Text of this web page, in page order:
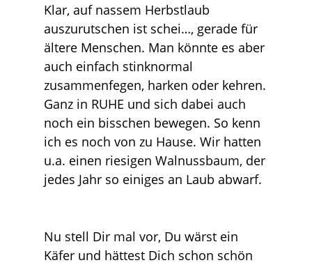
Klar, auf nassem Herbstlaub
auszurutschen ist schei…, gerade für
ältere Menschen. Man könnte es aber
auch einfach stinknormal
zusammenfegen, harken oder kehren.
Ganz in RUHE und sich dabei auch
noch ein bisschen bewegen. So kenn
ich es noch von zu Hause. Wir hatten
u.a. einen riesigen Walnussbaum, der
jedes Jahr so einiges an Laub abwarf.
Nu stell Dir mal vor, Du wärst ein
Käfer und hättest Dich schon schön